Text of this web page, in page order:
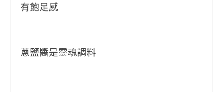
有飽足感
蔥鹽醬是靈魂調料